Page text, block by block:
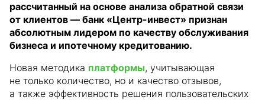
рассчитанный на основе анализа обратной связи
от клиентов — банк «Центр-инвест» признан
абсолютным лидером по качеству обслуживания
бизнеса и ипотечному кредитованию.
Новая методика платформы, учитывающая
не только количество, но и качество отзывов,
а также эффективность решения пользовательских